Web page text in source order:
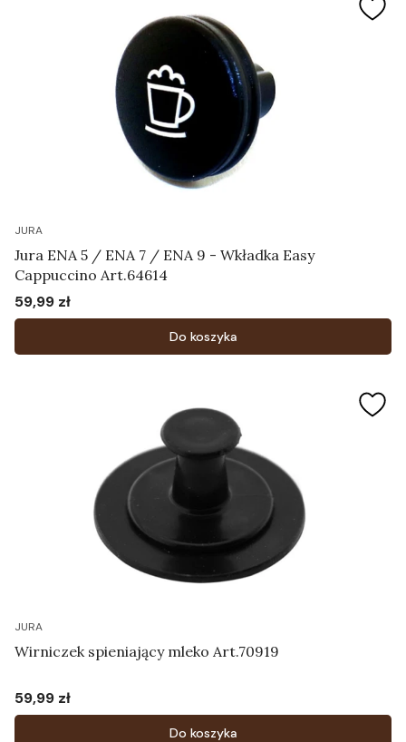
JURA
Jura ENA 5 / ENA 7 / ENA 9 - Wkładka Easy
Cappuccino Art.64614
Cena
59,99 zł
Do koszyka
JURA
Wirniczek spieniający mleko Art.70919
Cena
59,99 zł
Do koszyka